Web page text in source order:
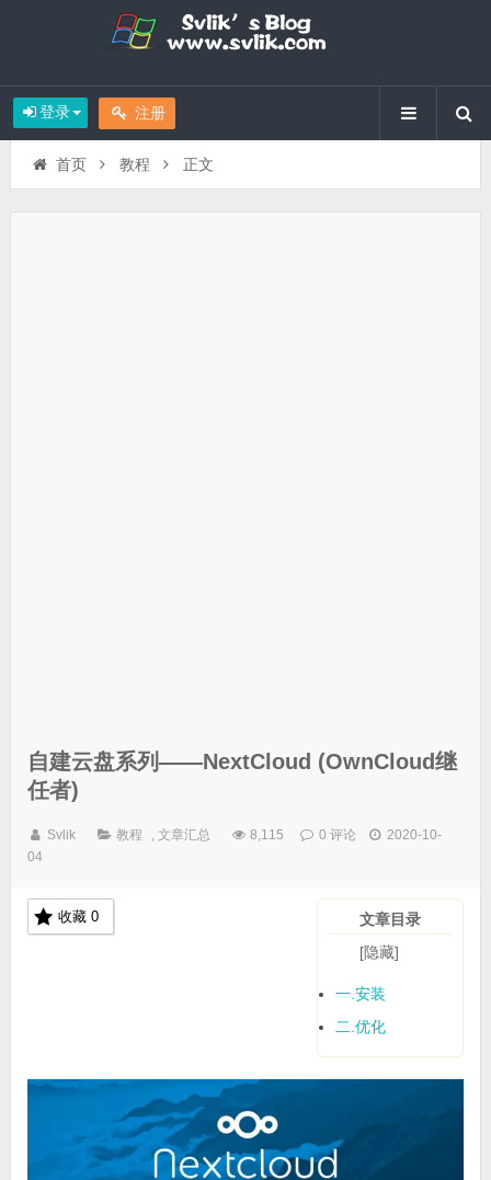
登录 注册
首页 教程 正文
自建云盘系列——NextCloud (OwnCloud继
任者)
Svlik 教程 , 文章汇总 8,115 0 评论
2020-10-
04
文章目录
[隐藏]
一.安装
二.优化
收藏 0